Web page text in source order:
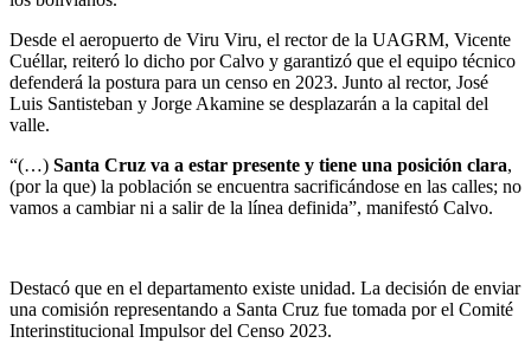
Desde el aeropuerto de Viru Viru, el rector de la UAGRM, Vicente
Cuéllar, reiteró lo dicho por Calvo y garantizó que el equipo técnico
defenderá la postura para un censo en 2023. Junto al rector, José
Luis Santisteban y Jorge Akamine se desplazarán a la capital del
valle.
“(…) Santa Cruz va a estar presente y tiene una posición clara,
(por la que) la población se encuentra sacrificándose en las calles; no
vamos a cambiar ni a salir de la línea definida”, manifestó Calvo.
Destacó que en el departamento existe unidad. La decisión de enviar
una comisión representando a Santa Cruz fue tomada por el Comité
Interinstitucional Impulsor del Censo 2023.